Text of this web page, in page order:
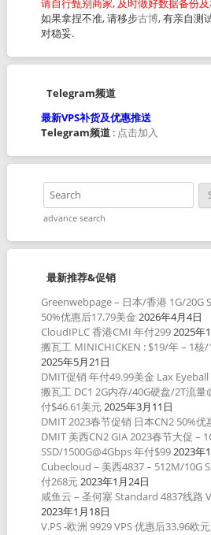
请自行甄别商家, 及时做好数据备份
如果拿捏不准, 请移步古博, 有亲自测
对稳妥.
Telegram频道
最新VPS补货及优惠推送
Telegram频道: 点击加入
advance search
最新推荐&促销
Greenwebpage – 日本/香港 1G/20G
50%优惠后17.79美金 2026年4月4日
CloudIPLC 香港CMI 年付2992025年
搬瓦工 MINICHICKEN : $19/年 – 1核
2025年5月21日
DMIT促销 年付49.99美金 Lax Eyeball
搬瓦工 DC1 2G内存/40G硬盘/2T流量
付$46.61美元2025年3月11日
DMIT 2023春节促销 日本CN2 50%优
DMIT 美西CN2 GIA 2023春节大促 –
SSD/1500G@4Gbps 年付$992023年
Cubecloud – 美西4837 – 512M/10G
付268元2023年1月24日
咸鱼云 – 圣何塞 Standard 4837线路
2023年1月18日
V.PS -欧洲 9929 VPS 优惠后33.96欧